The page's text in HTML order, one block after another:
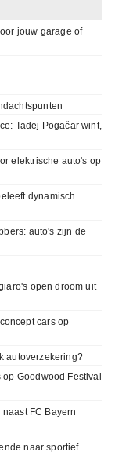
jouw garage of
Tadej Pogačar wint,
elektrische auto's op
dynamisch
auto's zijn de
open droom uit
cars op
autoverzekering?
Goodwood Festival
FC Bayern
naar sportief